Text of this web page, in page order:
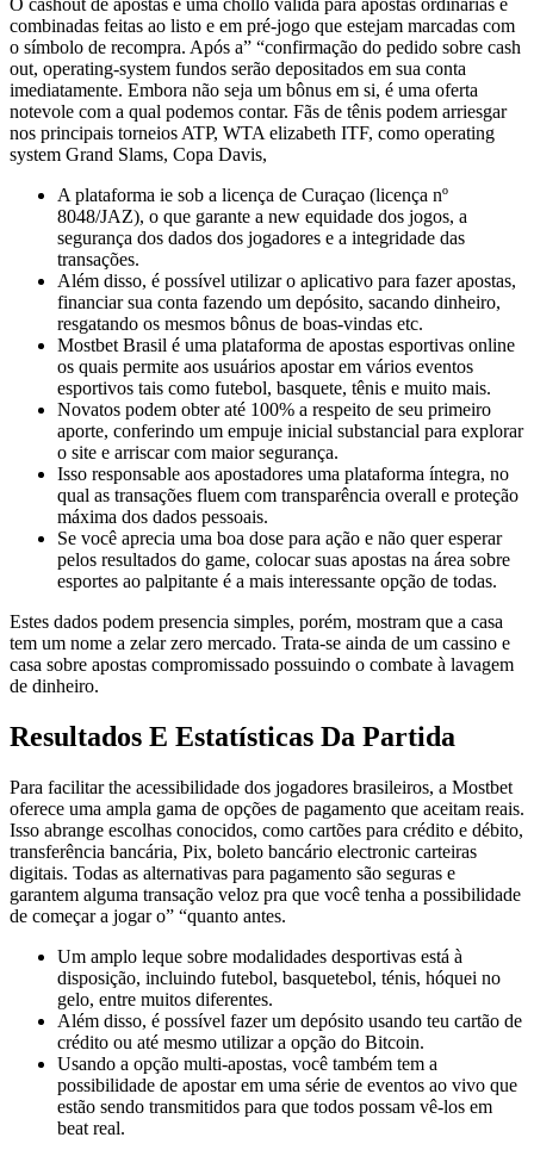
combinadas feitas ao listo e em pré-jogo que estejam marcadas com
o símbolo de recompra. Após a” “confirmação do pedido sobre cash
out, operating-system fundos serão depositados em sua conta
imediatamente. Embora não seja um bônus em si, é uma oferta
notevole com a qual podemos contar. Fãs de tênis podem arriesgar
nos principais torneios ATP, WTA elizabeth ITF, como operating
system Grand Slams, Copa Davis,
A plataforma ie sob a licença de Curaçao (licença nº
8048/JAZ), o que garante a new equidade dos jogos, a
segurança dos dados dos jogadores e a integridade das
transações.
Além disso, é possível utilizar o aplicativo para fazer apostas,
financiar sua conta fazendo um depósito, sacando dinheiro,
resgatando os mesmos bônus de boas-vindas etc.
Mostbet Brasil é uma plataforma de apostas esportivas online
os quais permite aos usuários apostar em vários eventos
esportivos tais como futebol, basquete, tênis e muito mais.
Novatos podem obter até 100% a respeito de seu primeiro
aporte, conferindo um empuje inicial substancial para explorar
o site e arriscar com maior segurança.
Isso responsable aos apostadores uma plataforma íntegra, no
qual as transações fluem com transparência overall e proteção
máxima dos dados pessoais.
Se você aprecia uma boa dose para ação e não quer esperar
pelos resultados do game, colocar suas apostas na área sobre
esportes ao palpitante é a mais interessante opção de todas.
Estes dados podem presencia simples, porém, mostram que a casa
tem um nome a zelar zero mercado. Trata-se ainda de um cassino e
casa sobre apostas compromissado possuindo o combate à lavagem
de dinheiro.
Resultados E Estatísticas Da Partida
Para facilitar the acessibilidade dos jogadores brasileiros, a Mostbet
oferece uma ampla gama de opções de pagamento que aceitam reais.
Isso abrange escolhas conocidos, como cartões para crédito e débito,
transferência bancária, Pix, boleto bancário electronic carteiras
digitais. Todas as alternativas para pagamento são seguras e
garantem alguma transação veloz pra que você tenha a possibilidade
de começar a jogar o” “quanto antes.
Um amplo leque sobre modalidades desportivas está à
disposição, incluindo futebol, basquetebol, ténis, hóquei no
gelo, entre muitos diferentes.
Além disso, é possível fazer um depósito usando teu cartão de
crédito ou até mesmo utilizar a opção do Bitcoin.
Usando a opção multi-apostas, você também tem a
possibilidade de apostar em uma série de eventos ao vivo que
estão sendo transmitidos para que todos possam vê-los em
beat real.